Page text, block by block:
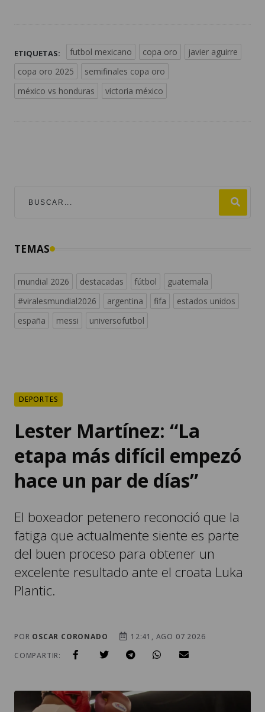
ETIQUETAS: futbol mexicano copa oro
javier aguirre
copa oro 2025
semifinales copa oro
méxico vs honduras
victoria méxico
TEMAS
mundial 2026 destacadas fútbol
guatemala
#viralesmundial2026
argentina fifa
estados unidos
españa
messi universofutbol
DEPORTES
Lester Martínez: “La
etapa más difícil empezó
hace un par de días”
El boxeador petenero reconoció que la
fatiga que actualmente siente es parte
del buen proceso para obtener un
excelente resultado ante el croata Luka
Plantic.
POR OSCAR CORONADO
12:41, AGO 07 2026
COMPARTIR: